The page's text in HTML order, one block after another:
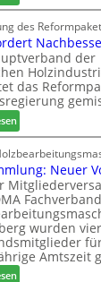
e
r
e
n
2
0
2
6
e
t
B
e
s
u
c
h
e
r
z
a
h
l
e
n
C
h
a
t
b
o
t
h
i
l
t
b
e
i
P
r
des
der
das
:
H
D
H
f
o
r
d
e
r
Neuer
wurden
Amtszeit
: